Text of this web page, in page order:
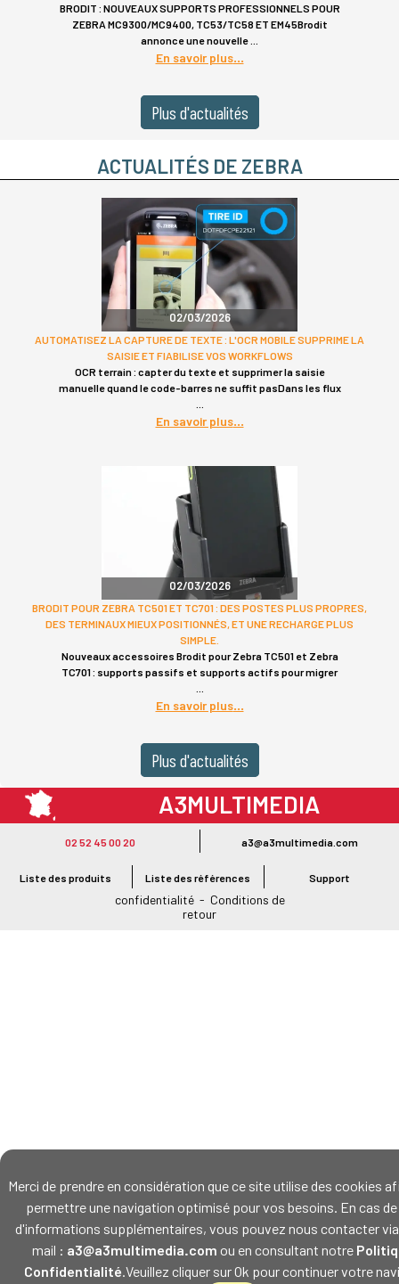
Merci de prendre en considération que ce site utilise des cookies
permettre une navigation optimisé pour vos besoins. En cas
d'informations supplémentaires, vous pouvez nous contacter
mail : a3@a3multimedia.com ou en consultant notre
Confidentialité.Veuillez cliquer sur Ok pour continuer votre
BRODIT : NOUVEAUX SUPPORTS PROFESSIONNELS POUR
ZEBRA MC9300/MC9400, TC53/TC58 ET EM45Brodit
annonce une nouvelle
En savoir plus
Plus d'actualités
ACTUALITÉS DE ZEBRA
02/03/2026
AUTOMATISEZ LA CAPTURE DE TEXTE : L'OCR MOBILE SUPPRIME LA
SAISIE ET FIABILISE VOS WORKFLOWS
OCR terrain : capter du texte et supprimer la saisie
manuelle quand le code-barres ne suffit pasDans les flux
En savoir plus
02/03/2026
BRODIT POUR ZEBRA TC501 ET TC701 : DES POSTES PLUS PROPRES,
DES TERMINAUX MIEUX POSITIONNÉS, ET UNE RECHARGE PLUS
SIMPLE.
Nouveaux accessoires Brodit pour Zebra TC501 et Zebra
TC701 : supports passifs et supports actifs pour migrer
En savoir plus
Plus d'actualités
A3MULTIMEDIA
LE SPÉCIALISTE MATÉRIEL ET LOGICIEL CODE BARRE
Intervention sur tout le territoire : Cholet - Nantes - Angers - Rennes - Le
Mans - Bordeaux - Paris - Lille - Brest - Toulouse - Marseille - Poitiers -
Caen - Lyon - Reims - Lorient - Vannes - Quimper - Rouen
02 52 45 00 20 a3@a3multimedia.com
Liste des produits Liste des références Support
Mentions légales-Politique de
confidentialité- Conditions de
retour